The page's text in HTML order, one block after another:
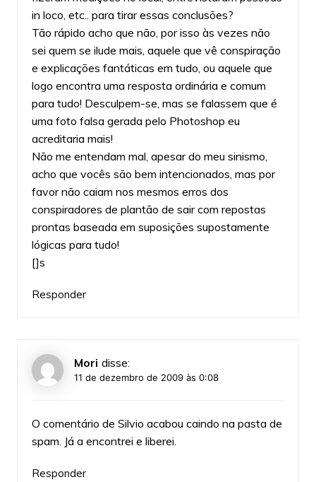
in loco, etc.. para tirar essas conclusões?
Tão rápido acho que não, por isso às vezes não
sei quem se ilude mais, aquele que vê conspiração
e explicações fantáticas em tudo, ou aquele que
logo encontra uma resposta ordinária e comum
para tudo! Desculpem-se, mas se falassem que é
uma foto falsa gerada pelo Photoshop eu
acreditaria mais!
Não me entendam mal, apesar do meu sinismo,
acho que vocês são bem intencionados, mas por
favor não caiam nos mesmos erros dos
conspiradores de plantão de sair com repostas
prontas baseada em suposições supostamente
lógicas para tudo!
[]s
Responder
Mori disse:
11 de dezembro de 2009 às 0:08
O comentário de Silvio acabou caindo na pasta de
spam. Já a encontrei e liberei.
Responder